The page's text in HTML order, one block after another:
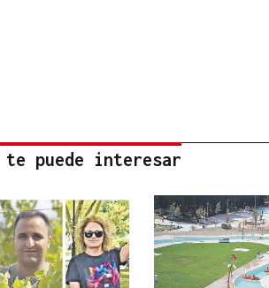
te puede interesar